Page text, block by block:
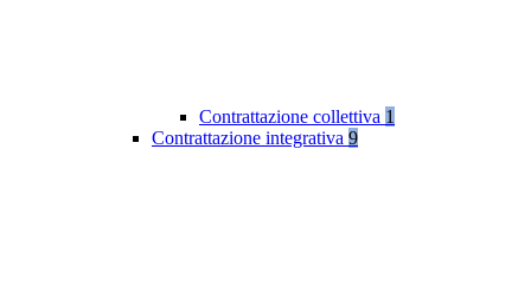
Contrattazione collettiva 1
Contrattazione integrativa 9